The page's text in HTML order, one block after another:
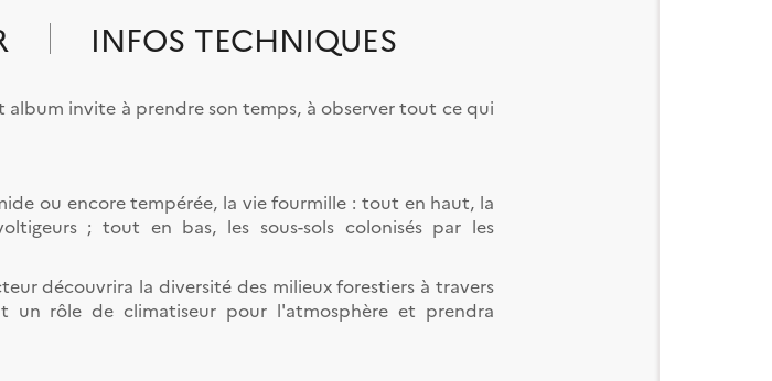
INFOS TECHNIQUES
invite à prendre son temps, à observer tout ce qui
ou encore tempérée, la vie fourmille : tout en haut, la
; tout en bas, les sous-sols colonisés par les
découvrira la diversité des milieux forestiers à travers
un rôle de climatiseur pour l'atmosphère et prendra